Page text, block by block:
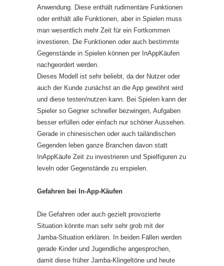
Anwendung. Diese enthält rudimentäre Funktionen
oder enthält alle Funktionen, aber in Spielen muss
man wesentlich mehr Zeit für ein Fortkommen
investieren. Die Funktionen oder auch bestimmte
Gegenstände in Spielen können per InAppKäufen
nachgeordert werden.
Dieses Modell ist sehr beliebt, da der Nutzer oder
auch der Kunde zunächst an die App gewöhnt wird
und diese testen/nutzen kann. Bei Spielen kann der
Spieler so Gegner schneller bezwingen, Aufgaben
besser erfüllen oder einfach nur schöner Aussehen.
Gerade in chinesischen oder auch tailändischen
Gegenden leben ganze Branchen davon statt
InAppKäufe Zeit zu investrieren und Spielfiguren zu
leveln oder Gegenstände zu erspielen.
Gefahren bei In-App-Käufen
Die Gefahren oder auch gezielt provozierte
Situation könnte man sehr sehr grob mit der
Jamba-Situation erklären. In beiden Fällen werden
gerade Kinder und Jugendliche angesprochen,
damit diese früher Jamba-Klingeltöne und heute